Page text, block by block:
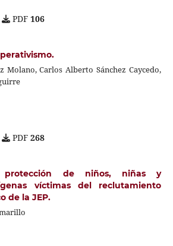
PDF 106
Molano, Carlos Alberto Sánchez Caycedo,
PDF 268
de niños, niñas y
víctimas del reclutamiento
de la JEP.